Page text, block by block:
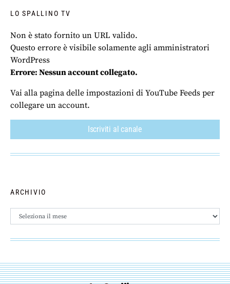
LO SPALLINO TV
Non è stato fornito un URL valido.
Questo errore è visibile solamente agli amministratori
WordPress
Errore: Nessun account collegato.
Vai alla pagina delle impostazioni di YouTube Feeds per
collegare un account.
Iscriviti al canale
ARCHIVIO
Archivio